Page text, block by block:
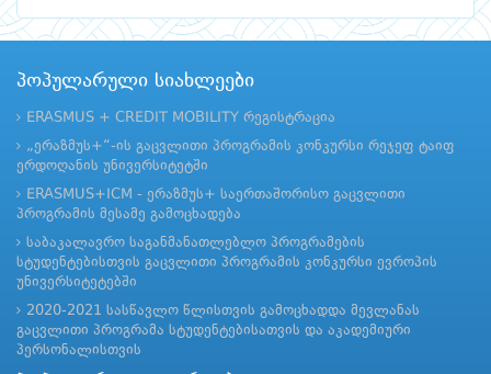
პოპულარული სიახლეები
ERASMUS + CREDIT MOBILITY რეგისტრაცია
„ერაზმუს+“-ის გაცვლითი პროგრამის კონკურსი რეჯეფ ტაიფ
ერდოღანის უნივერსიტეტში
ERASMUS+ICM - ერაზმუს+ საერთაშორისო გაცვლითი
პროგრამის მესამე გამოცხადება
საბაკალავრო საგანმანათლებლო პროგრამების
სტუდენტებისთვის გაცვლითი პროგრამის კონკურსი ევროპის
უნივერსიტეტებში
2020-2021 სასწავლო წლისთვის გამოცხადდა მევლანას
გაცვლითი პროგრამა სტუდენტებისათვის და აკადემიური
პერსონალისთვის